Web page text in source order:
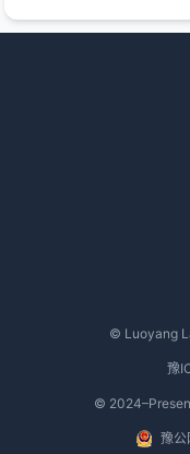
© Luoyang
豫
©
豫